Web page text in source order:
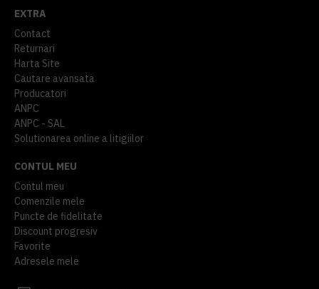
EXTRA
Contact
Returnari
Harta Site
Cautare avansata
Producatori
ANPC
ANPC - SAL
Solutionarea online a litigiilor
CONTUL MEU
Contul meu
Comenzile mele
Puncte de fidelitate
Discount progresiv
Favorite
Adresele mele